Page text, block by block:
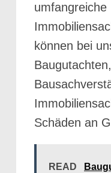
können bei
Schäden an
READ